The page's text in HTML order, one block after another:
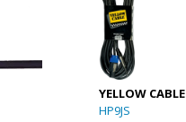
YELLOW CABLE
HP9JS